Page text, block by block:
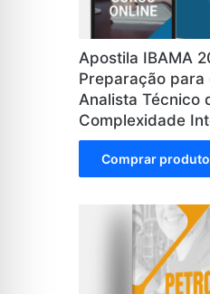
Apostila IBAMA
Preparação para
Analista Técnico
Complexidade
Comprar produto